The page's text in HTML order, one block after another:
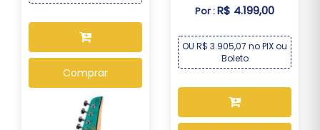
Comprar
Por :R$ 4.199,00
OU R$ 3.905,07 no PIX ou
Boleto